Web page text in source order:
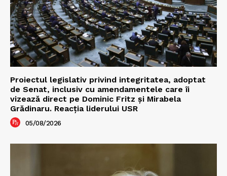
Proiectul legislativ privind integritatea, adoptat
de Senat, inclusiv cu amendamentele care îi
vizează direct pe Dominic Fritz și Mirabela
Grădinaru. Reacția liderului USR
05/08/2026